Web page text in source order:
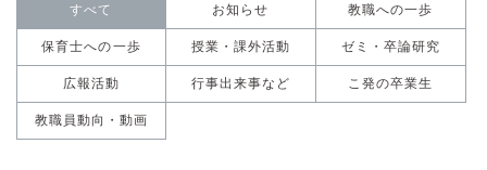
すべて お知らせ 教職への一歩
保育士への一歩 授業・課外活動 ゼミ・卒論研究
広報活動 行事出来事など こ発の卒業生
教職員動向・動画